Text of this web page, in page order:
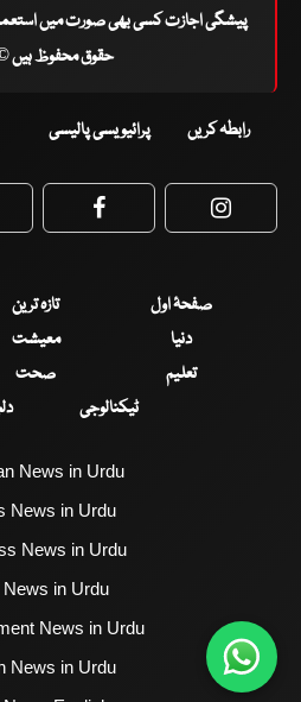
پیشگی اجازت کسی بھی صورت میں
حقوق محفوظ ہیں ©
رابطہ کریں پرائیویسی پالیسی
Facebook
صفحۂ اول تازہ ترین
دنیا
معیشت
تعلیم
صحت
ٹیکنالوجی
News in Urdu
News in Urdu
News in Urdu
News in Urdu
News in Urdu
News in Urdu